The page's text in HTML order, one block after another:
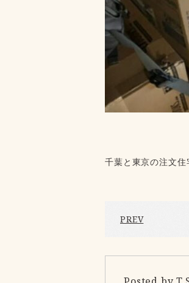
千葉と東京の注文
PREV